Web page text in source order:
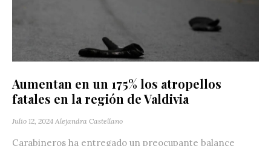
Aumentan en un 175% los atropellos
fatales en la región de Valdivia
Julio 12, 2024 Alejandra Castellano
Carabineros ha entregado un preocupante balance